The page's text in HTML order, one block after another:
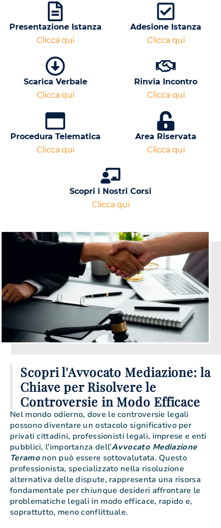
Presentazione Istanza
Clicca qui
Adesione Istanza
Clicca qui
Scarica Verbale
Clicca qui
Rinvia Incontro
Clicca qui
Procedura Telematica
Clicca qui
Area Riservata
Clicca qui
Scopri i Nostri Corsi
Clicca qui
Scopri l'Avvocato Mediazione: la
Chiave per Risolvere le
Controversie in Modo Efficace
Nel mondo odierno, dove le controversie legali
possono diventare un ostacolo significativo per
privati cittadini, professionisti legali, imprese e enti
pubblici, l’importanza dell’Avvocato Mediazione
Teramonon può essere sottovalutata. Questo
professionista, specializzato nella risoluzione
alternativa delle dispute, rappresenta una risorsa
fondamentale per chiunque desideri affrontare le
problematiche legali in modo efficace, rapido e,
soprattutto, meno conflittuale.